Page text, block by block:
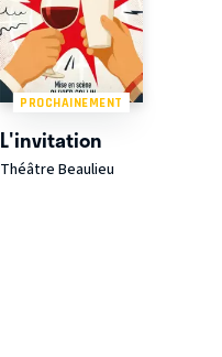
PROCHAINEMENT
L'invitation
Théâtre Beaulieu